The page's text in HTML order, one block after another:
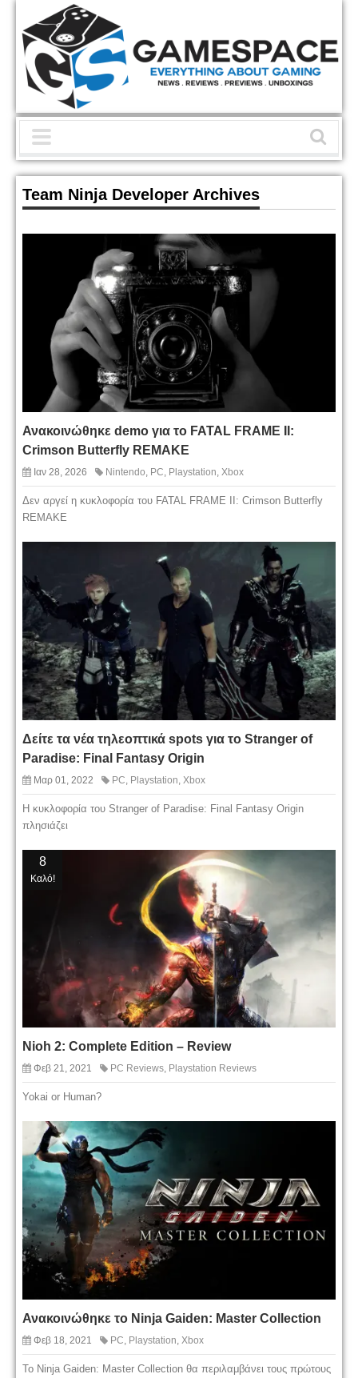
Team Ninja Developer Archives
Ανακοινώθηκε demo για το FATAL FRAME II:
Crimson Butterfly REMAKE
Ιαν 28, 2026 Nintendo, PC, Playstation, Xbox
Δεν αργεί η κυκλοφορία του FATAL FRAME II: Crimson Butterfly
REMAKE
Δείτε τα νέα τηλεοπτικά spots για το Stranger of
Paradise: Final Fantasy Origin
Μαρ 01, 2022 PC Playstation Xbox
Η κυκλοφορία του Stranger of Paradise: Final Fantasy Origin
πλησιάζει
8
Καλό!
Nioh 2: Complete Edition – Review
Φεβ 21, 2021 PC Reviews, Playstation Reviews
Yokai or Human?
Ανακοινώθηκε το Ninja Gaiden: Master Collection
Φεβ 18, 2021 PC, Playstation, Xbox
Το Ninja Gaiden: Master Collection θα περιλαμβάνει τους πρώτους